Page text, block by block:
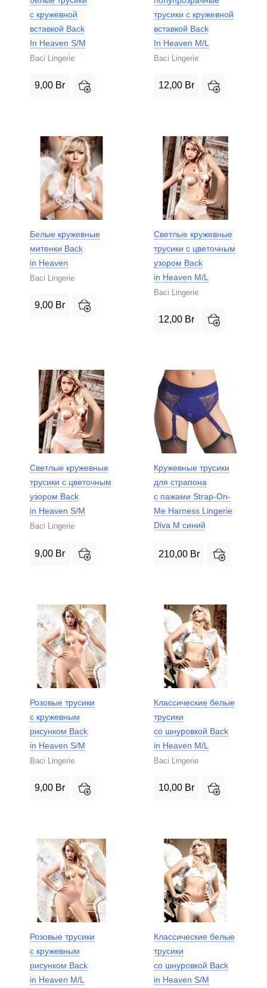
с кружевной
вставкой Back
In Heaven S/M
Baci Lingerie
9,00 Br
трусики с кружевной
вставкой Back
In Heaven M/L
Baci Lingerie
12,00 Br
Белые кружевные
митенки Back
in Heaven
Baci Lingerie
9,00 Br
Светлые кружевные
трусики с цветочным
узором Back
in Heaven M/L
Baci Lingerie
12,00 Br
Светлые кружевные
трусики с цветочным
узором Back
in Heaven S/M
Baci Lingerie
9,00 Br
Кружевные трусики
для страпона
с пажами Strap-On-
Me Harness Lingerie
Diva M синий
210,00 Br
Розовые трусики
с кружевным
рисунком Back
in Heaven S/M
Baci Lingerie
9,00 Br
Классические белые
трусики
со шнуровкой Back
in Heaven M/L
Baci Lingerie
10,00 Br
Розовые трусики
с кружевным
рисунком Back
in Heaven M/L
Классические белые
трусики
со шнуровкой Back
in Heaven S/M